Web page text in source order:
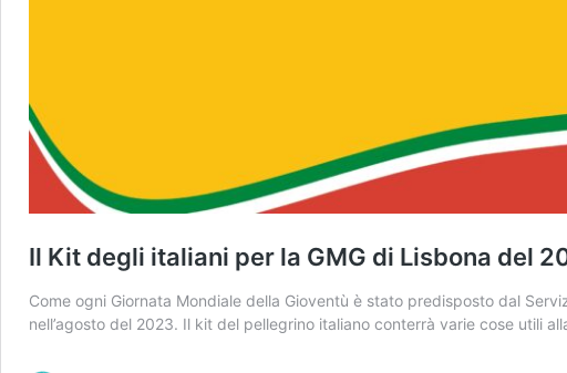
Il Kit degli italiani per la GMG di Lisbona del
Come ogni Giornata Mondiale della Gioventù è stato predisposto dal
nell’agosto del 2023. Il kit del pellegrino italiano conterrà varie cose utili